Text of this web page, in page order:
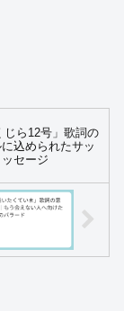
ら12号」歌詞の
込められたサッ
セージ